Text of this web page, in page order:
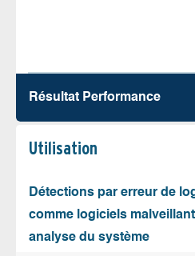
Résultat Performance
Utilisation
Détections par erreur de
comme logiciels
analyse du système